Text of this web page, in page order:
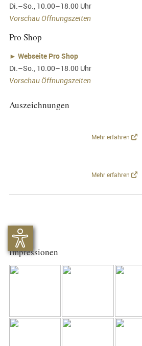
Di.–So., 10.00–18.00 Uhr
Vorschau Öffnungszeiten
Pro Shop
► Webseite Pro Shop
Di.–So., 10.00–18.00 Uhr
Vorschau Öffnungszeiten
Auszeichnungen
Mehr erfahren
Mehr erfahren
Impressionen